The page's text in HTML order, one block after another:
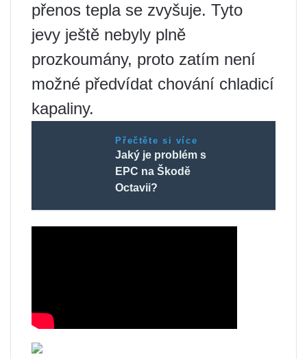
přenos tepla se zvyšuje. Tyto
jevy ještě nebyly plně
prozkoumány, proto zatím není
možné předvídat chování chladicí
kapaliny.
Přečtěte si více
Jaký je problém s
EPC na Škodě
Octavii?